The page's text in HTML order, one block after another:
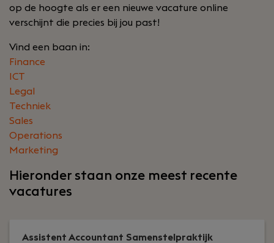
op de hoogte als er een nieuwe vacature online
verschijnt die precies bij jou past!
Vind een baan in:
Finance
ICT
Legal
Techniek
Sales
Operations
Marketing
Hieronder staan onze meest recente
vacatures
Assistent Accountant Samenstelpraktijk